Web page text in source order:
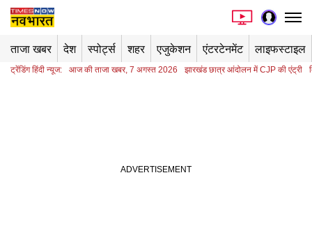
ताजा खबर देश स्पोर्ट्स शहर एजुकेशन एंटरटेनमेंट लाइफस्टाइल
ट्रेंडिंग हिंदी न्यूज: आज की ताजा खबर, 7 अगस्त 2026 झारखंड छात्र आंदोलन में CJP की एंट्री